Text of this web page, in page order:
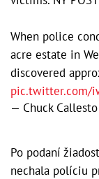
When police
acre estate in
discovered
pic.twitter.com/
— Chuck
Po podaní
nechala políciu